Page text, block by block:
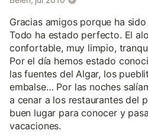
personas, 1 habitación doble con
baño, cocina equipada y balcón
Mobiliario nuevo y confortable.
En Recepción recogerás las llaves
información de la zona; que visitar,
senderistas, en bicicleta, dónde
barranquismo, etc.
Gracias amigos porque ha
Todo ha estado perfecto. El
confortable, muy limpio,
Por el día hemos estado
las fuentes del Algar, los
embalse… Por las noches
a cenar a los restaurantes del
buen lugar para conocer y
vacaciones.